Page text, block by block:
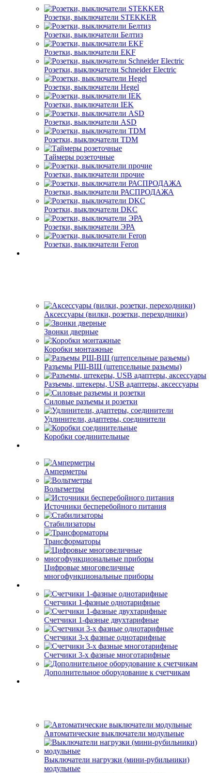
Розетки, выключатели STEKKER
Розетки, выключатели Белтиз
Розетки, выключатели EKF
Розетки, выключатели Schneider Electric
Розетки, выключатели Hegel
Розетки, выключатели IEK
Розетки, выключатели ASD
Розетки, выключатели TDM
Таймеры розеточные
Розетки, выключатели прочие
Розетки, выключатели РАСПРОДАЖА
Розетки, выключатели DKC
Розетки, выключатели ЭРА
Розетки, выключатели Feron
Аксессуары (вилки, розетки, переходники)
Звонки дверные
Коробки монтажные
Разъемы РШ-ВШ (штепсельные разьемы)
Разъемы, штекеры, USB адаптеры, аксессуары
Силовые разъемы и розетки
Удлинители, адаптеры, соединители
Коробки соединительные
Амперметры
Вольтметры
Источники бесперебойного питания
Стабилизаторы
Трансформаторы
Цифровые многовеличные
многофункциональные приборы
Счетчики 1-фазные однотарифные
Счетчики 1-фазные двухтарифные
Счетчики 3-х фазные однотарифные
Счетчики 3-х фазные многотарифные
Дополнительное оборудование к счетчикам
Автоматические выключатели модульные
Выключатели нагрузки (мини-рубильники)
модульные